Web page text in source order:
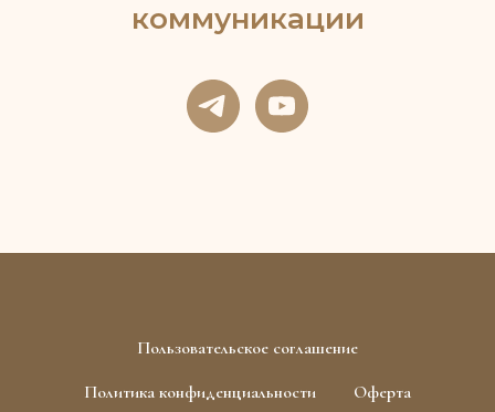
коммуникации
Пользовательское соглашение
Политика конфиденциальности
Оферта